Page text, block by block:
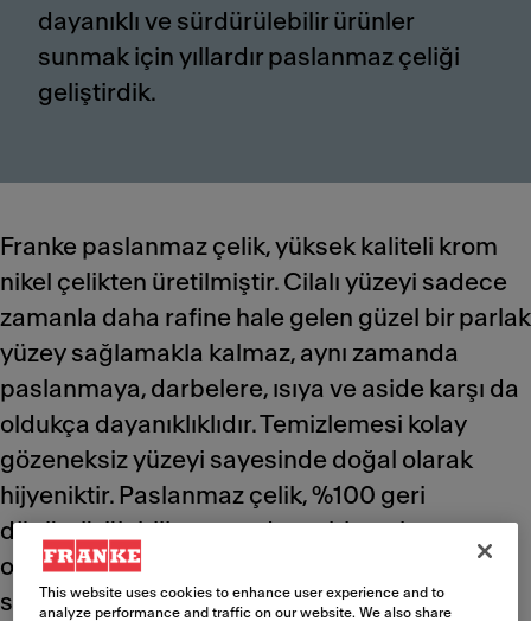
dayanıklı ve sürdürülebilir ürünler
sunmak için yıllardır paslanmaz çeliği
geliştirdik.
Franke paslanmaz çelik, yüksek kaliteli krom
nikel çelikten üretilmiştir. Cilalı yüzeyi sadece
zamanla daha rafine hale gelen güzel bir parlak
yüzey sağlamakla kalmaz, aynı zamanda
paslanmaya, darbelere, ısıya ve aside karşı da
oldukça dayanıklıklıdır. Temizlemesi kolay
gözeneksiz yüzeyi sayesinde doğal olarak
hijyeniktir. Paslanmaz çelik, %100 geri
dönüştürülebilir, çevre dostu bir malzeme
olduğundan, mutfaklar için sürdürülebilir bir
seçimdir.
This website uses cookies to enhance user experience and to
analyze performance and traffic on our website. We also share